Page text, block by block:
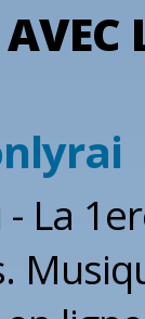
- La